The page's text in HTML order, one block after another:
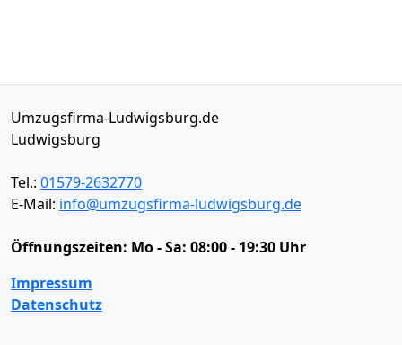
Umzugsfirma-Ludwigsburg.de
Ludwigsburg
Tel.: 01579-2632770
E-Mail: info@umzugsfirma-ludwigsburg.de
Öffnungszeiten: Mo - Sa: 08:00 - 19:30 Uhr
Impressum
Datenschutz